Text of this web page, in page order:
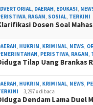
, DAERAH, EDUKASI,
, RAGAM, SOSIAL, TERKINI
Dosen Soal
, HUKRIM, KRIMINAL, NEWS,
, PERISTIWA, RAGAM,
Tilap Uang Brankas
, HUKRIM, KRIMINAL, NEWS,
3,297 x dibaca
Dendam Lama Duel